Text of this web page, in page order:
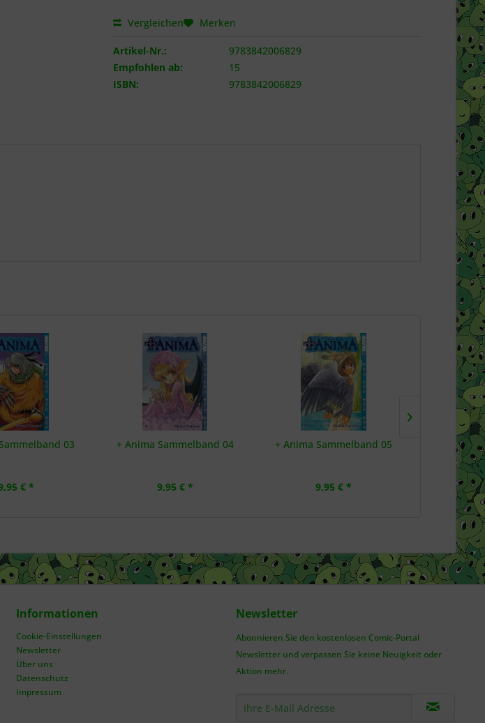
Vergleichen Merken
Artikel-Nr.:
9783842006829
Empfohlen ab:
15
ISBN:
9783842006829
03
€ *
+ Anima Sammelband 04
9,95 € *
+ Anima Sammelband 05
9,95 € *
+C:
Informationen
Cookie-Einstellungen
Newsletter
Über uns
Datenschutz
Impressum
Newsletter
Abonnieren Sie den kostenlosen Comic-Portal
Newsletter und verpassen Sie keine Neuigkeit oder
Aktion mehr.